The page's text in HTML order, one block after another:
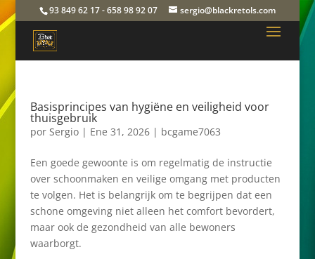
93 849 62 17 - 658 98 92 07 sergio@blackretols.com
Basisprincipes van hygiëne en veiligheid voor
thuisgebruik
por Sergio| Ene 31, 2026| bcgame7063
Een goede gewoonte is om regelmatig de instructie
over schoonmaken en veilige omgang met producten
te volgen. Het is belangrijk om te begrijpen dat een
schone omgeving niet alleen het comfort bevordert,
maar ook de gezondheid van alle bewoners
waarborgt.